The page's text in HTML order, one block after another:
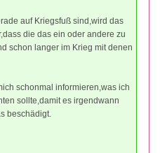
auf Kriegsfuß sind,wird das
die das ein oder andere zu
schon langer im Krieg mit denen
schonmal informieren,was ich
sollte,damit es irgendwann
beschädigt.